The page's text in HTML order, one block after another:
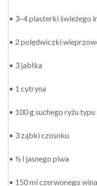
• 3–4 plasterki świeżego
• 2 polędwiczki
• 3 jabłka
• 1 cytryna
• 100 g suchego ryżu
• 3 ząbki czosnku
• ½ l jasnego piwa
• 150 ml czerwonego wina